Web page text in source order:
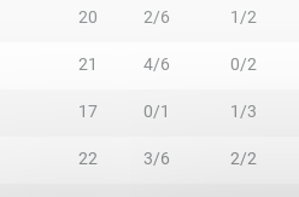
20 2/6 1/2
21 4/6 0/2
17 0/1 1/3
22 3/6 2/2